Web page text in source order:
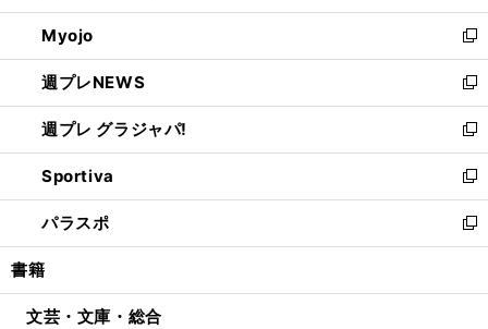
開
く
ウ
で
開
く
ン
ド
ウ
で
開
く
ウ
ィ
ン
ド
ウ
で
開
く
Myojo
新
し
い
ウ
ィ
ン
ド
ウ
で
開
週プレNEWS
新
し
い
ウ
ィ
ン
ド
ウ
開
週プレ グラジャパ!
新
し
い
ウ
ィ
ン
ウ
Sportiva
新
し
い
ウ
ン
パラスポ
新
し
ウ
書籍
文芸・文庫・総合